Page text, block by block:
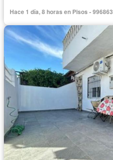
Hace 1 día, 8 horas en Pisos - 996863